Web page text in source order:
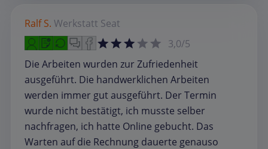
Ralf S. Werkstatt Seat
3,0/5
Die Arbeiten wurden zur Zufriedenheit
ausgeführt. Die handwerklichen Arbeiten
werden immer gut ausgeführt. Der Termin
wurde nicht bestätigt, ich musste selber
nachfragen, ich hatte Online gebucht. Das
Warten auf die Rechnung dauerte genauso